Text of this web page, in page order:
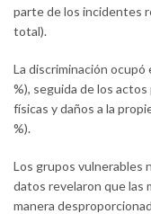
parte de los incidentes
total).
La discriminación
%), seguida de los
físicas y daños a la
%).
Los grupos vulnerables
datos revelaron que las
manera